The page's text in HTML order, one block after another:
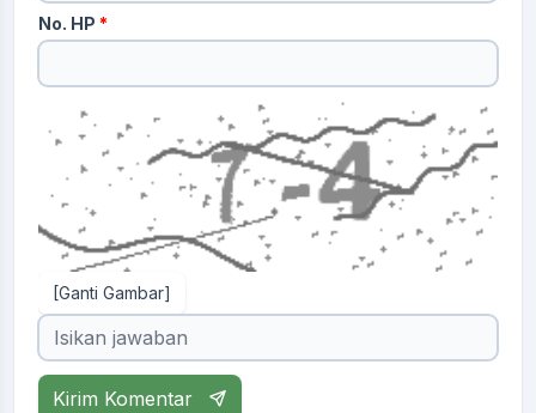
No. HP *
[Ganti Gambar]
Kirim Komentar